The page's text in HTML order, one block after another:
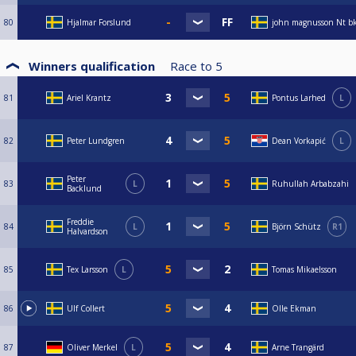
80 Hjalmar Forslund john magnusson Nt
Winners qualification Race to 5
81 Ariel Krantz Pontus Larhed L
82 Peter Lundgren Dean Vorkapić L
83
Peter
Backlund
L Ruhullah Arbabzahi
84
Freddie
Halvardson
L Björn Schütz R1
85 Tex Larsson L Tomas Mikaelsson
86 Ulf Collert Olle Ekman
87 Oliver Merkel L Arne Trangärd